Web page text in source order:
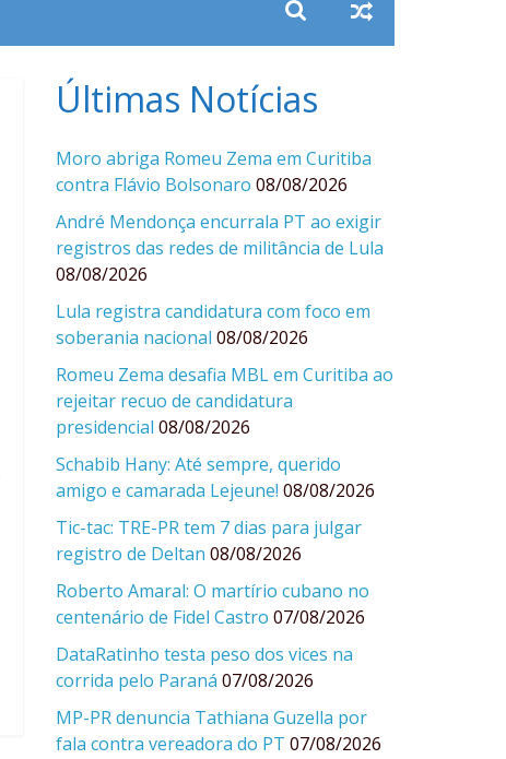
Últimas Notícias
Moro abriga Romeu Zema em Curitiba
contra Flávio Bolsonaro 08/08/2026
André Mendonça encurrala PT ao exigir
registros das redes de militância de Lula
08/08/2026
Lula registra candidatura com foco em
soberania nacional 08/08/2026
Romeu Zema desafia MBL em Curitiba ao
rejeitar recuo de candidatura
presidencial 08/08/2026
Schabib Hany: Até sempre, querido
amigo e camarada Lejeune! 08/08/2026
Tic-tac: TRE-PR tem 7 dias para julgar
registro de Deltan 08/08/2026
Roberto Amaral: O martírio cubano no
centenário de Fidel Castro 07/08/2026
DataRatinho testa peso dos vices na
corrida pelo Paraná 07/08/2026
MP-PR denuncia Tathiana Guzella por
fala contra vereadora do PT 07/08/2026